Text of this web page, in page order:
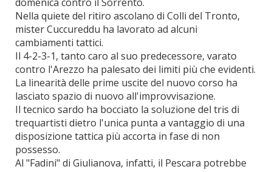
Nella quiete del ritiro ascolano di Colli del Tronto,
mister Cuccureddu ha lavorato ad alcuni
cambiamenti tattici.
Il 4-2-3-1, tanto caro al suo predecessore, varato
contro l'Arezzo ha palesato dei limiti più che evidenti.
La linearità delle prime uscite del nuovo corso ha
lasciato spazio di nuovo all'improvvisazione.
Il tecnico sardo ha bocciato la soluzione del tris di
trequartisti dietro l'unica punta a vantaggio di una
disposizione tattica più accorta in fase di non
possesso.
Al "Fadini" di Giulianova, infatti, il Pescara potrebbe